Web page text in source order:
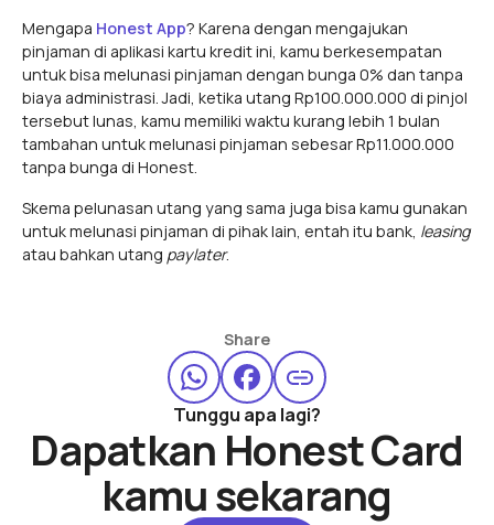
Mengapa Honest App? Karena dengan mengajukan
pinjaman di aplikasi kartu kredit ini, kamu berkesempatan
untuk bisa melunasi pinjaman dengan bunga 0% dan tanpa
biaya administrasi. Jadi, ketika utang Rp100.000.000 di pinjol
tersebut lunas, kamu memiliki waktu kurang lebih 1 bulan
tambahan untuk melunasi pinjaman sebesar Rp11.000.000
tanpa bunga di Honest.
Skema pelunasan utang yang sama juga bisa kamu gunakan
untuk melunasi pinjaman di pihak lain, entah itu bank, leasing
atau bahkan utang paylater.
Share
Tunggu apa lagi?
Dapatkan Honest Card
kamu sekarang